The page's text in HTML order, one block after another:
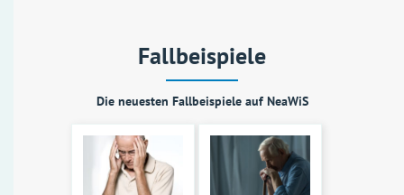
Fallbeispiele
Die neuesten Fallbeispiele auf NeaWiS